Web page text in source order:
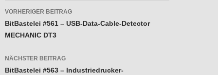
Beitragsnavigation
VORHERIGER BEITRAG
BitBastelei #561 – USB-Data-Cable-Detector
MECHANIC DT3
NÄCHSTER BEITRAG
BitBastelei #563 – Industriedrucker-